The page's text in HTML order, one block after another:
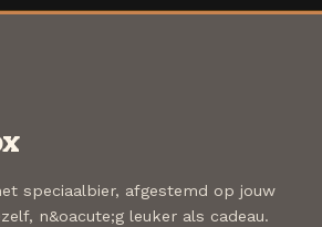
speciaalbier, afgestemd op jouw
n&oacute;g leuker als cadeau.